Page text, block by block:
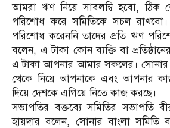
আমরা ঋণ নিয়ে সাবলম্বি হবো, ঠিক
পরিশোধ করে সমিতিকে সচল রাখবো।
পরিশোধ করেননি তাদের প্রতি ঋণ
বলেন, এ টাকা কোন ব্যক্তি বা
এ টাকা আপনার আমার সকলের। সোনার
থেকে নিয়ে আপনাকে এবং আপনার
দিয়ে দেশকে এগিয়ে নিতে কাজ করছে।
সভাপতির বক্তব্যে সমিতির সভাপতি
হায়দার বলেন, সোনার বাংলা সমিতি